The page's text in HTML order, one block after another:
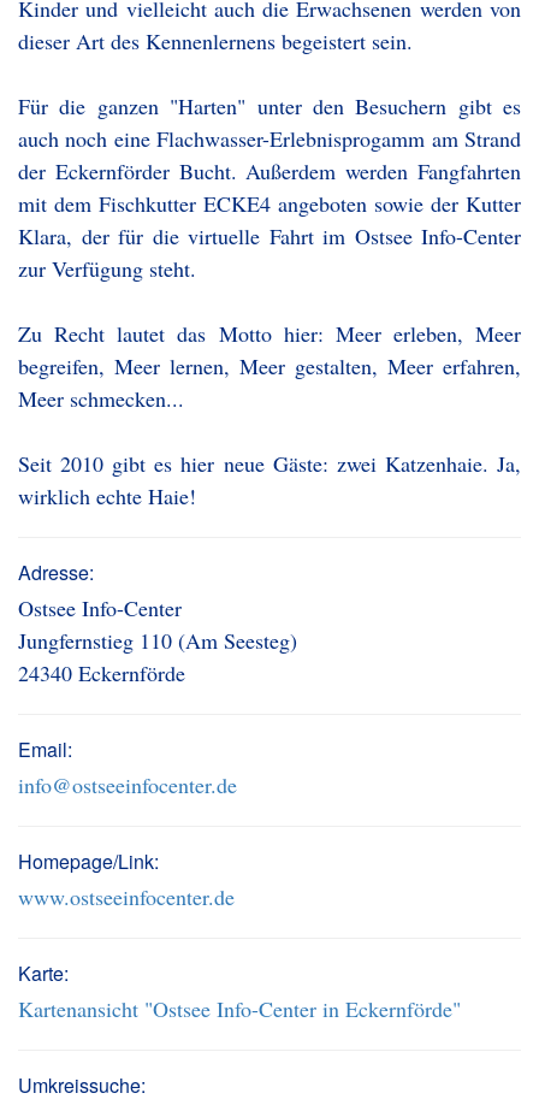
Kinder und vielleicht auch die Erwachsenen werden von
dieser Art des Kennenlernens begeistert sein.
Für die ganzen "Harten" unter den Besuchern gibt es
auch noch eine Flachwasser-Erlebnisprogamm am Strand
der Eckernförder Bucht. Außerdem werden Fangfahrten
mit dem Fischkutter ECKE4 angeboten sowie der Kutter
Klara, der für die virtuelle Fahrt im Ostsee Info-Center
zur Verfügung steht.
Zu Recht lautet das Motto hier: Meer erleben, Meer
begreifen, Meer lernen, Meer gestalten, Meer erfahren,
Meer schmecken...
Seit 2010 gibt es hier neue Gäste: zwei Katzenhaie. Ja,
wirklich echte Haie!
Adresse:
Ostsee Info-Center
Jungfernstieg 110 (Am Seesteg)
24340 Eckernförde
Email:
info@ostseeinfocenter.de
Homepage/Link:
www.ostseeinfocenter.de
Karte:
Kartenansicht "Ostsee Info-Center in Eckernförde"
Umkreissuche: